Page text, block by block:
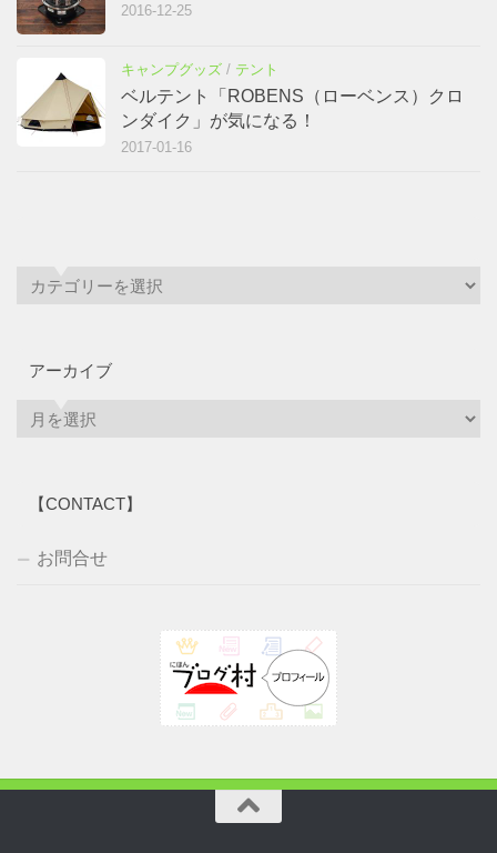
2016-12-25
キャンプグッズ / テント
ベルテント「ROBENS（ローベンス）クロ
ンダイク」が気になる！
2017-01-16
アーカイブ
【CONTACT】
お問合せ